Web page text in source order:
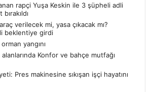
rapçi Yuşa Keskin ile 3 şüpheli adli
verilecek mi, yasa çıkacak mı?
beklentiye girdi
yangını
alanlarında Konfor ve bahçe mutfağı
Pres makinesine sıkışan işçi hayatını